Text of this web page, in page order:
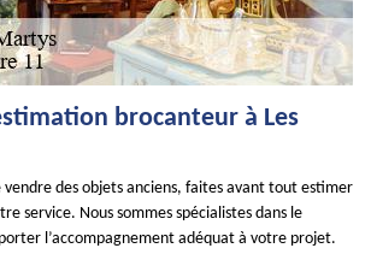
brocanteur à Les
vendre des objets anciens, faites avant tout estimer
service. Nous sommes spécialistes dans le
l’accompagnement adéquat à votre projet.